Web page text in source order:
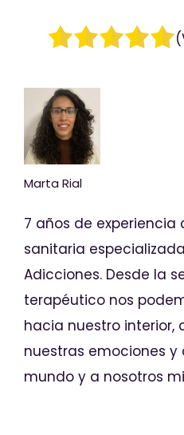
Marta Rial
7 años de
sanitaria
Adicciones. Desde la
terapéutico nos
hacia nuestro interior,
nuestras emociones
mundo y a nosotros